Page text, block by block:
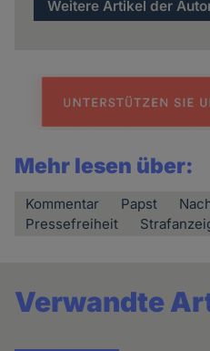
Weitere Artikel der
Mehr lesen über:
Kommentar Papst
Pressefreiheit
Verwandte